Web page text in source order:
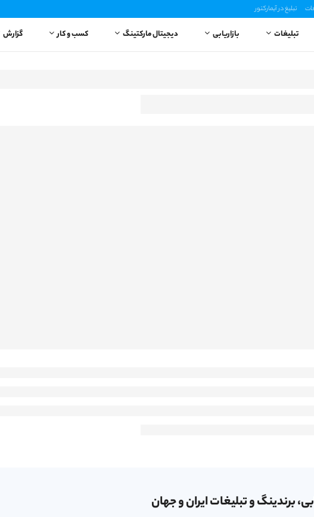
تبلیغ در آیمارکتور
تبلیغات بازاریابی دیجیتال مارکتینگ کسب و کار گزارش
برندینگ و تبلیغات ایران و جهان